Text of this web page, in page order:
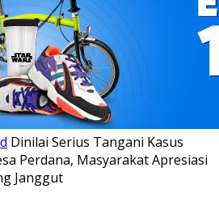
Dinilai Serius Tangani Kasus
Perdana, Masyarakat Apresiasi
Janggut